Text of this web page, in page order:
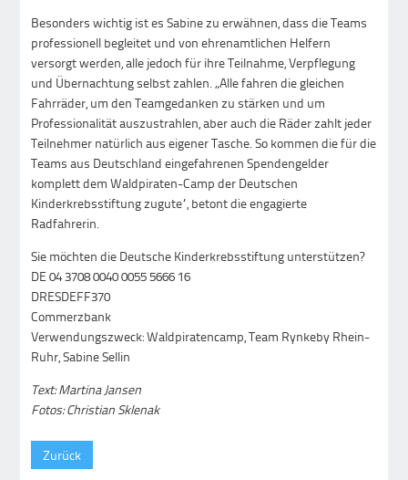
Besonders wichtig ist es Sabine zu erwähnen, dass die Teams
professionell begleitet und von ehrenamtlichen Helfern
versorgt werden, alle jedoch für ihre Teilnahme, Verpflegung
und Übernachtung selbst zahlen. „Alle fahren die gleichen
Fahrräder, um den Teamgedanken zu stärken und um
Professionalität auszustrahlen, aber auch die Räder zahlt jeder
Teilnehmer natürlich aus eigener Tasche. So kommen die für die
Teams aus Deutschland eingefahrenen Spendengelder
komplett dem Waldpiraten-Camp der Deutschen
Kinderkrebsstiftung zugute“, betont die engagierte
Radfahrerin.
Sie möchten die Deutsche Kinderkrebsstiftung unterstützen?
DE 04 3708 0040 0055 5666 16
DRESDEFF370
Commerzbank
Verwendungszweck: Waldpiratencamp, Team Rynkeby Rhein-
Ruhr, Sabine Sellin
Text: Martina Jansen
Fotos: Christian Sklenak
Zurück